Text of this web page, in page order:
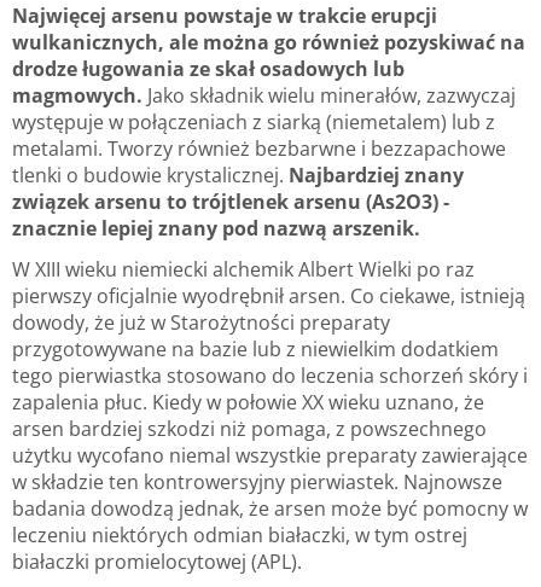
Najwięcej arsenu powstaje w trakcie erupcji
wulkanicznych, ale można go również pozyskiwać na
drodze ługowania ze skał osadowych lub
magmowych. Jako składnik wielu minerałów, zazwyczaj
występuje w połączeniach z siarką (niemetalem) lub z
metalami. Tworzy również bezbarwne i bezzapachowe
tlenki o budowie krystalicznej. Najbardziej znany
związek arsenu to trójtlenek arsenu (As2O3) -
znacznie lepiej znany pod nazwą arszenik.
W XIII wieku niemiecki alchemik Albert Wielki po raz
pierwszy oficjalnie wyodrębnił arsen. Co ciekawe, istnieją
dowody, że już w Starożytności preparaty
przygotowywane na bazie lub z niewielkim dodatkiem
tego pierwiastka stosowano do leczenia schorzeń skóry i
zapalenia płuc. Kiedy w połowie XX wieku uznano, że
arsen bardziej szkodzi niż pomaga, z powszechnego
użytku wycofano niemal wszystkie preparaty zawierające
w składzie ten kontrowersyjny pierwiastek. Najnowsze
badania dowodzą jednak, że arsen może być pomocny w
leczeniu niektórych odmian białaczki, w tym ostrej
białaczki promielocytowej (APL).